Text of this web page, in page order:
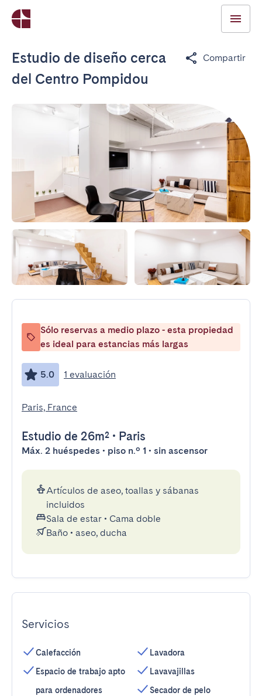
Estudio de diseño cerca
del Centro Pompidou
Compartir
Sólo reservas a medio plazo - esta propiedad
es ideal para estancias más largas
5.0 1 evaluación
Paris, France
Estudio de 26m² • Paris
Máx. 2 huéspedes • piso n.º 1 • sin ascensor
Artículos de aseo, toallas y sábanas
incluidos
Sala de estar • Cama doble
Baño • aseo, ducha
Servicios
Calefacción
Espacio de trabajo apto
para ordenadores
Lavadora
Lavavajillas
Secador de pelo